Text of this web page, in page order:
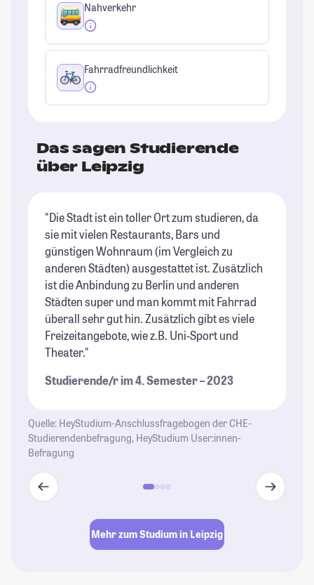
Nahverkehr
Fahrradfreundlichkeit
Das sagen Studierende
über Leipzig
"Die Stadt ist ein toller Ort zum studieren, da
sie mit vielen Restaurants, Bars und
günstigen Wohnraum (im Vergleich zu
anderen Städten) ausgestattet ist. Zusätzlich
ist die Anbindung zu Berlin und anderen
Städten super und man kommt mit Fahrrad
überall sehr gut hin. Zusätzlich gibt es viele
Freizeitangebote, wie z.B. Uni-Sport und
Theater."
Studierende/r im 4. Semester – 2023
Quelle: HeyStudium-Anschlussfragebogen der CHE-
Studierendenbefragung, HeyStudium User:innen-
Befragung
Mehr zum Studium in Leipzig